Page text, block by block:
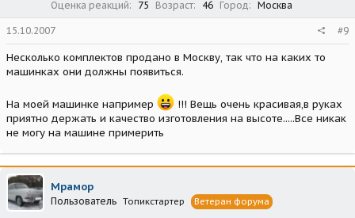
Оценка реакций
75 Возраст 46 Город Москва
15.10.2007 #9
Несколько комплектов продано в Москву, так что на каких то
машинках они должны появиться.
На моей машинке например
!!! Вещь очень красивая,в руках
приятно держать и качество изготовления на высоте.....Все никак
не могу на машине примерить
Мрамор
Пользователь Топикстартер Ветеран форума